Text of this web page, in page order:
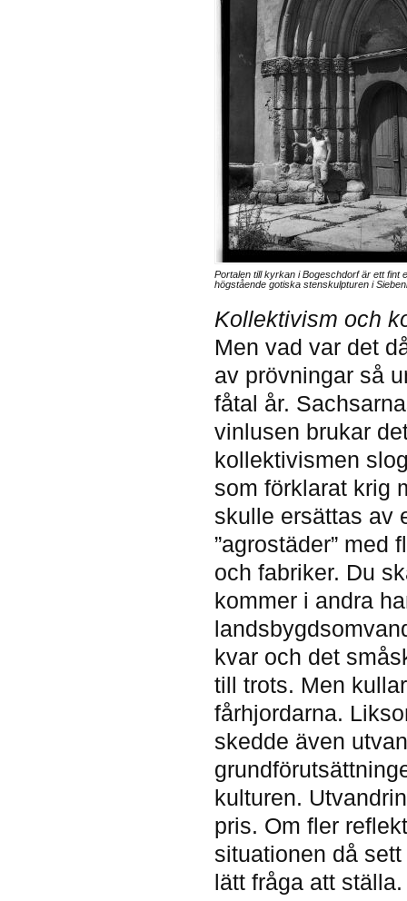
Portalen till kyrkan i Bogeschdorf är ett fint
högstående gotiska stenskulpturen i
Kollektivism och
Men vad var det
av prövningar så
fåtal år.
vinlusen brukar
kollektivismen
som förklarat krig
skulle ersättas av
”agrostäder” med
och fabriker. Du
kommer i andra
kvar och det
till trots. Men
fårhjordarna.
skedde även
kulturen.
pris. Om fler
situationen då
lätt fråga att